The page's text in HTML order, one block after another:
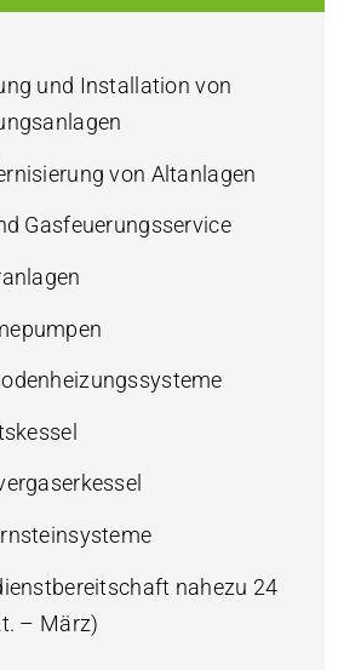
und Installation von
von Altanlagen
Gasfeuerungsservice
nahezu 24
– März)